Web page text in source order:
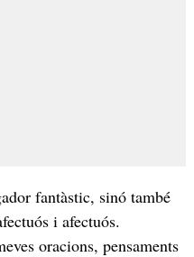
fantàstic, sinó també
i afectuós.
oracions, pensaments